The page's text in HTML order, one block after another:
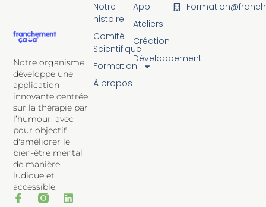
Notre organisme
développe une
application
innovante centrée
sur la thérapie par
l’humour, avec
pour objectif
d'améliorer le
bien-être mental
de manière
ludique et
accessible.
F L
T
App
Ateliers
Création
Développement
Notre
histoire
Comité
Scientifique
Formation
À propos